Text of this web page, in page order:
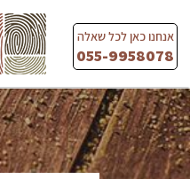
content
אנחנו כאן לכל שאלה
055-9958078